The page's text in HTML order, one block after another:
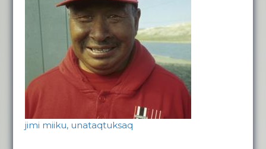
jimi miiku, unataqtuksaq